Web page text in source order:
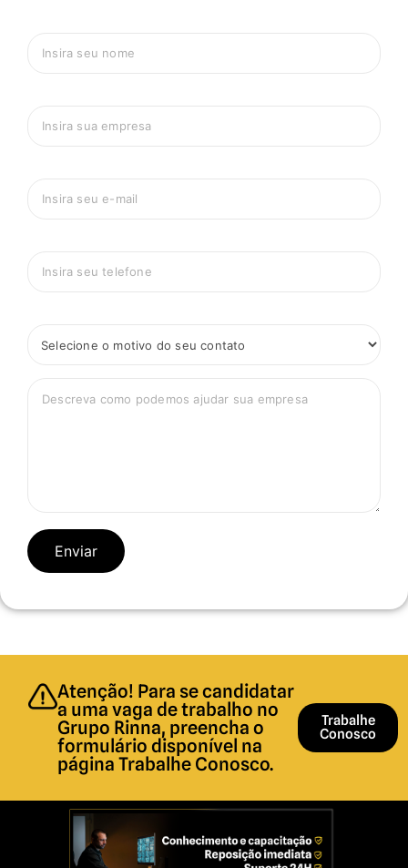
Atenção! Para se candidatar
a uma vaga de trabalho no
Grupo Rinna, preencha o
formulário disponível na
página Trabalhe Conosco.
Trabalhe
Conosco